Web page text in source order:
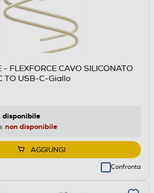
- FLEXFORCE CAVO SILICONATO
TO USB-C-Giallo
disponibile
non disponibile
AGGIUNGI
Confronta